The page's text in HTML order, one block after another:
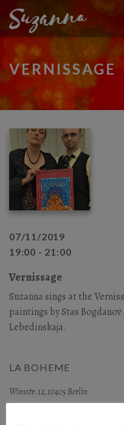
VERNISSAGE
07/11/2019
19:00 - 21:00
Vernissage
Suzanna sings at the
paintings by Stas Bogdanov
Lebedinskaja.
LA BOHEME
Winsstr. 12, 10405 Berlin